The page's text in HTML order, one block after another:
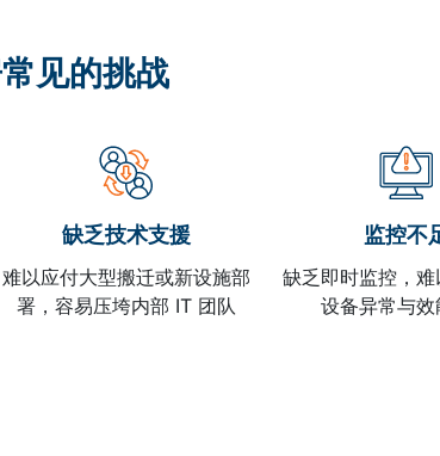
见的挑战
缺乏技术支援
难以应付大型搬迁或新设施部
署，容易压垮内部 IT 团队
监控不
缺乏即时监控，
设备异常与效